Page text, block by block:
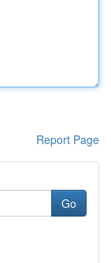
Report Page
Go